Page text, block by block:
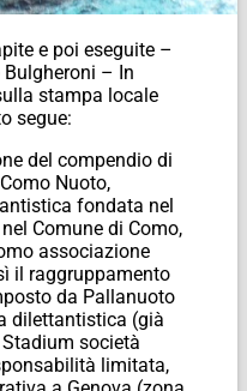
e poi eseguite –
– In
stampa locale
segue:
del compendio di
Nuoto,
fondata nel
Comune di Como,
associazione
il raggruppamento
da Pallanuoto
dilettantistica (già
società
limitata,